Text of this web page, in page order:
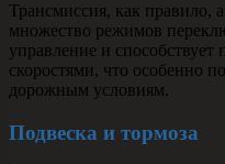
Трансмиссия, как правило,
множество режимов
управление и
скоростями, что особенно
дорожным условиям.
Подвеска и тормоза